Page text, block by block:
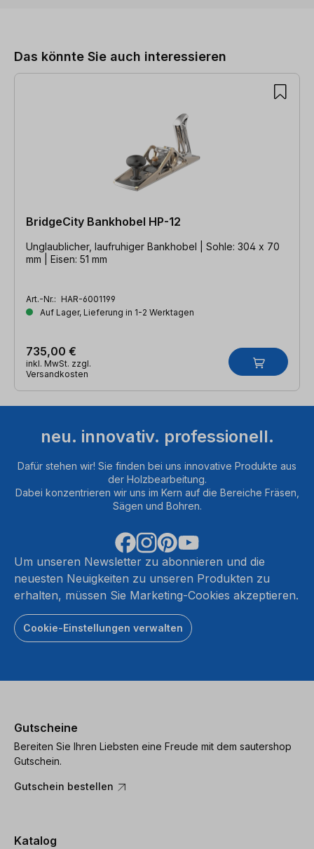
Das könnte Sie auch interessieren
BridgeCity Bankhobel HP-12
Unglaublicher, laufruhiger Bankhobel | Sohle: 304 x 70
mm | Eisen: 51 mm
Art.-Nr.: HAR-6001199
Auf Lager, Lieferung in 1-2 Werktagen
735,00 €
inkl. MwSt. zzgl.
Versandkosten
neu. innovativ. professionell.
Dafür stehen wir! Sie finden bei uns innovative Produkte aus
der Holzbearbeitung.
Dabei konzentrieren wir uns im Kern auf die Bereiche Fräsen,
Sägen und Bohren.
Um unseren Newsletter zu abonnieren und die
neuesten Neuigkeiten zu unseren Produkten zu
erhalten, müssen Sie Marketing-Cookies akzeptieren.
Cookie-Einstellungen verwalten
Gutscheine
Bereiten Sie Ihren Liebsten eine Freude mit dem sautershop
Gutschein.
Gutschein bestellen
Katalog